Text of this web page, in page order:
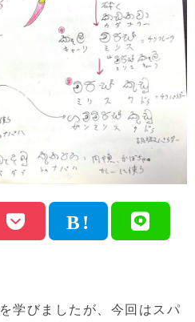
学びましたが、今回はスパ